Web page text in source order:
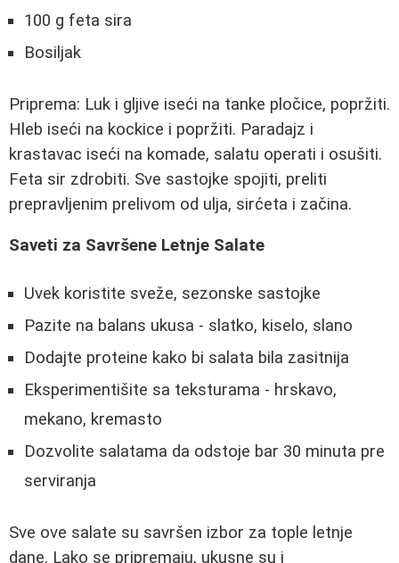
100 g feta sira
Bosiljak
Priprema: Luk i gljive iseći na tanke pločice, popržiti.
Hleb iseći na kockice i popržiti. Paradajz i
krastavac iseći na komade, salatu operati i osušiti.
Feta sir zdrobiti. Sve sastojke spojiti, preliti
prepravljenim prelivom od ulja, sirćeta i začina.
Saveti za Savršene Letnje Salate
Uvek koristite sveže, sezonske sastojke
Pazite na balans ukusa - slatko, kiselo, slano
Dodajte proteine kako bi salata bila zasitnija
Eksperimentišite sa teksturama - hrskavo,
mekano, kremasto
Dozvolite salatama da odstoje bar 30 minuta pre
serviranja
Sve ove salate su savršen izbor za tople letnje
dane. Lako se pripremaju, ukusne su i